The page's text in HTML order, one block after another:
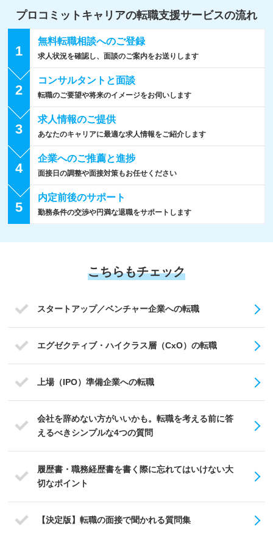
プロコミットキャリアの転職支援サービスの流れ
1
無料転職相談へのご登録
求人状況を確認し、面談のご案内をお送りします
2
コンサルタントと面談
転職のご要望や将来のイメージをお伺いします
3
求人情報のご提供
あなたのキャリアに最適な求人情報をご紹介します
4
企業へのご推薦と進捗
面接日の調整や面接対策もお任せください
5
内定前後のサポート
勤務条件の交渉や円満な退職をサポートします
こちらもチェック
スタートアップ／ベンチャー企業への転職
エグゼクティブ・ハイクラス層（CxO）の転職
上場（IPO）準備企業への転職
会社を辞めない方がいいかも。転職を考える前に答
えるべきシンプルな4つの質問
履歴書・職務経歴書を書く際に忘れてはいけない大
切なポイント
【決定版】転職の面接で聞かれる質問集